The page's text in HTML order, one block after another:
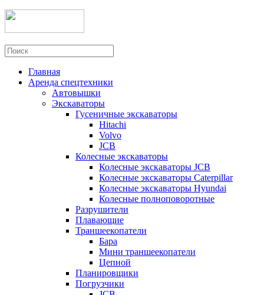
Главная
Аренда спецтехники
Автовышки
Экскаваторы
Гусеничные экскаваторы
Hitachi
Volvo
JCB
Колесные экскаваторы
Колесные экскаваторы JCB
Колесные экскаваторы Caterpillar
Колесные экскаваторы Hyundai
Колесные полноповоротные
Разрушители
Плавающие
Траншеекопатели
Бара
Мини траншеекопатели
Цепной
Планировщики
Погрузчики